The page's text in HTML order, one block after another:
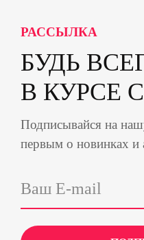
РАССЫЛКА
БУДЬ
В КУРСЕ
Подписывайся на
первым о новинках и